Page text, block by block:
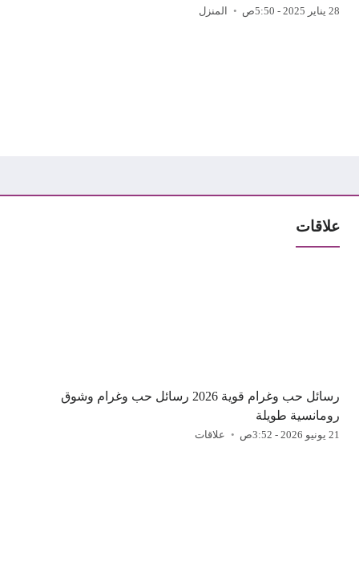
28 يناير 2025 - 5:50ص المنزل
علاقات
رسائل حب وغرام قوية 2026 رسائل حب وغرام وشوق
رومانسية طويلة
21 يونيو 2026 - 3:52ص علاقات